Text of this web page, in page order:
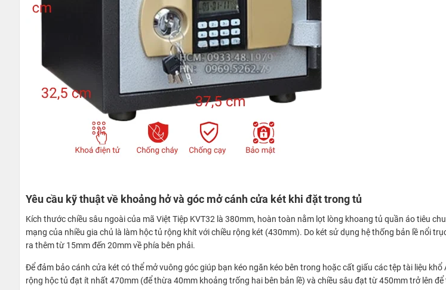
Yêu cầu kỹ thuật về khoảng hở và góc mở cánh cửa két khi đặt trong tủ
Kích thước chiều sâu ngoài của mã Việt Tiệp KVT32 là 380mm, hoàn toàn nằm lọt lòng khoang tủ quần áo tiêu
mạng của nhiều gia chủ là làm hộc tủ rộng khít với chiều rộng két (430mm). Do két sử dụng hệ thống bản lề nổi
ra thêm từ 15mm đến 20mm về phía bên phải.
Để đảm bảo cánh cửa két có thể mở vuông góc giúp bạn kéo ngăn kéo bên trong hoặc cất giấu các tệp tài liệu
rộng hộc tủ đạt ít nhất 470mm (để thừa 40mm khoảng trống hai bên bản lề) và chiều sâu đạt từ 450mm trở lên